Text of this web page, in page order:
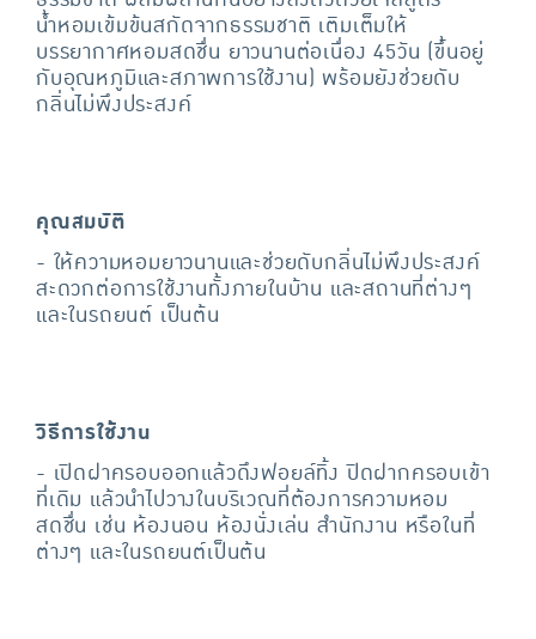
น้ำหอมเข้มข้นสกัดจากธรรมชาติ เติมเต็มให้
บรรยากาศหอมสดชื่น ยาวนานต่อเนื่อง 45วัน (ขึ้นอยู่
กับอุณหภูมิและสภาพการใช้งาน) พร้อมยังช่วยดับ
กลิ่นไม่พึงประสงค์
คุณสมบัติ
- ให้ความหอมยาวนานและช่วยดับกลิ่นไม่พึงประสงค์
สะดวกต่อการใช้งานทั้งภายในบ้าน และสถานที่ต่างๆ
และในรถยนต์ เป็นต้น
วิธีการใช้งาน
- เปิดฝาครอบออกแล้วดึงฟอยล์ทิ้ง ปิดฝากครอบเข้า
ที่เดิม แล้วนำไปวางในบริเวณที่ต้องการความหอม
สดชื่น เช่น ห้องนอน ห้องนั่งเล่น สำนักงาน หรือในที่
ต่างๆ และในรถยนต์เป็นต้น